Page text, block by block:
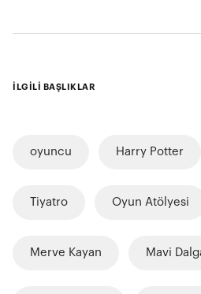
İLGİLİ BAŞLIKLAR
oyuncu Harry Potter
Tiyatro Oyun Atölyesi
Merve Kayan Mavi